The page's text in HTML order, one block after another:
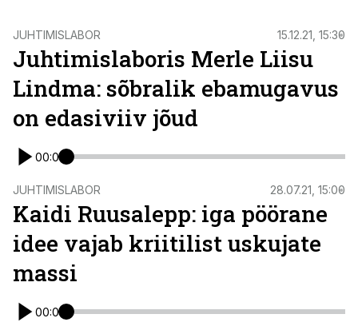
JUHTIMISLABOR 15.12.21, 15:30
Juhtimislaboris Merle Liisu
Lindma: sõbralik ebamugavus
on edasiviiv jõud
00:00
JUHTIMISLABOR 28.07.21, 15:00
Kaidi Ruusalepp: iga pöörane
idee vajab kriitilist uskujate
massi
00:00